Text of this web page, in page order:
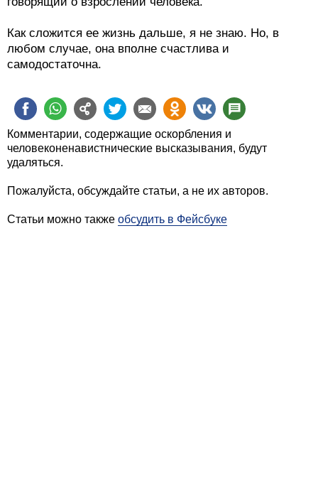
Как сложится ее жизнь дальше, я не знаю. Но, в
любом случае, она вполне счастлива и
самодостаточна.
Комментарии, содержащие оскорбления и
человеконенавистнические высказывания, будут
удаляться.
Пожалуйста, обсуждайте статьи, а не их авторов.
Статьи можно также обсудить в Фейсбуке